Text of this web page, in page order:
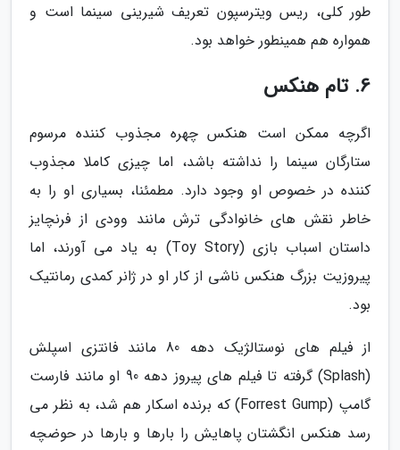
طور کلی، ریس ویترسپون تعریف شیرینی سینما است و
همواره هم همینطور خواهد بود.
6. تام هنکس
اگرچه ممکن است هنکس چهره مجذوب کننده مرسوم
ستارگان سینما را نداشته باشد، اما چیزی کاملا مجذوب
کننده در خصوص او وجود دارد. مطمئنا، بسیاری او را به
خاطر نقش های خانوادگی ترش مانند وودی از فرنچایز
داستان اسباب بازی (Toy Story) به یاد می آورند، اما
پیروزیت بزرگ هنکس ناشی از کار او در ژانر کمدی رمانتیک
بود.
از فیلم های نوستالژیک دهه 80 مانند فانتزی اسپلش
(Splash) گرفته تا فیلم های پیروز دهه 90 او مانند فارست
گامپ (Forrest Gump) که برنده اسکار هم شد، به نظر می
رسد هنکس انگشتان پاهایش را بارها و بارها در حوضچه